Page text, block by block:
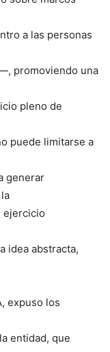
a las personas
promoviendo una
pleno de
puede limitarse a
generar
ejercicio
idea abstracta,
expuso los
entidad, que